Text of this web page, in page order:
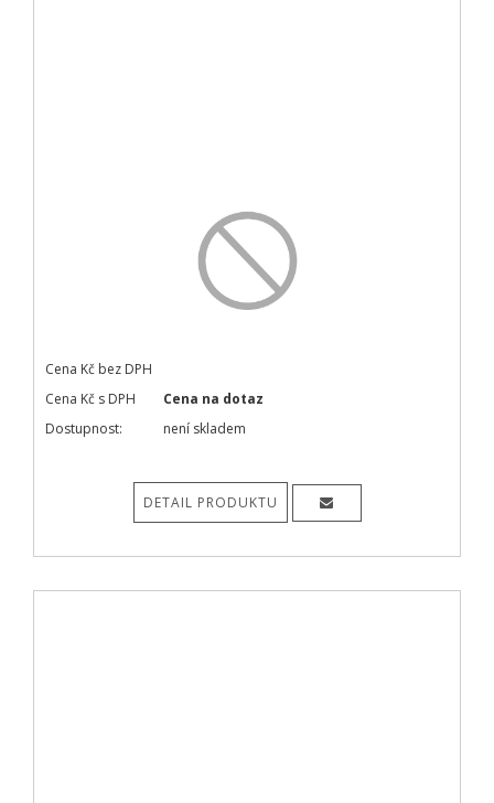
Cena Kč bez DPH
Cena Kč s DPH
Cena na dotaz
Dostupnost:
není skladem
DETAIL PRODUKTU